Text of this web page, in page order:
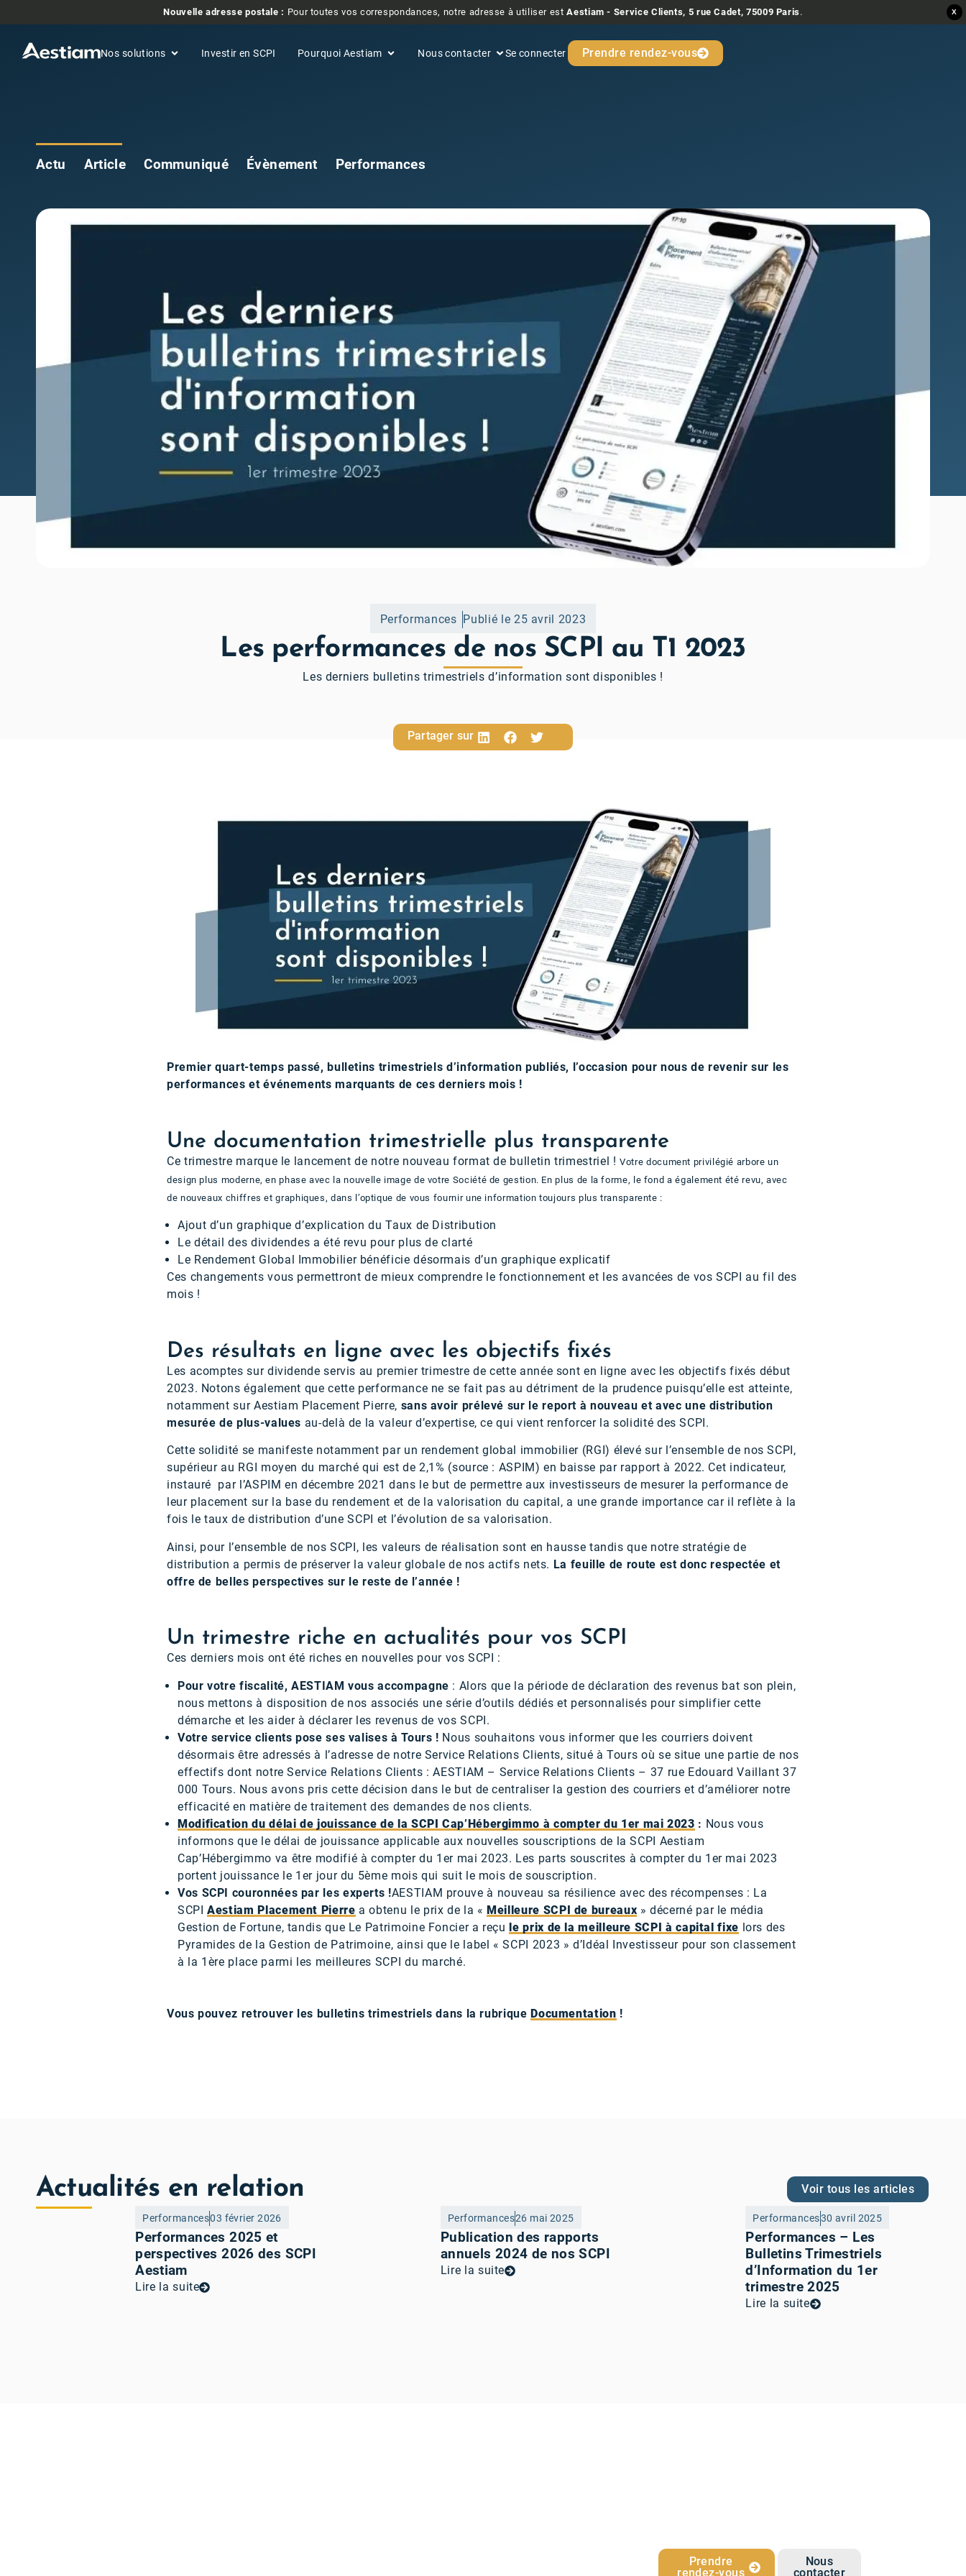
X
Nouvelle adresse postale : Pour toutes vos correspondances, notre adresse à utiliser estAestiam - Service Clients, 5 rue Cadet, 75009 Paris.
Nos solutions Investir en SCPI Pourquoi Aestiam Nous contacter Se connecter Prendre rendez-vous
Actu Article Communiqué Évènement Performances
Performances Publié le 25 avril 2023
Les performances de nos SCPI au T1 2023
Les derniers bulletins trimestriels d’information sont disponibles !
Partager sur
Premier quart-temps passé, bulletins trimestriels d’information publiés, l’occasion pour nous de revenir sur les
performances et événements marquants de ces derniers mois !
Une documentation trimestrielle plus transparente
Ce trimestre marque le lancement de notre nouveau format de bulletin trimestriel !Votre document privilégié arbore un
design plus moderne, en phase avec la nouvelle image de votre Société de gestion. En plus de la forme, le fond a également été revu, avec
de nouveaux chiffres et graphiques, dans l’optique de vous fournir une information toujours plus transparente :
Ajout d’un graphique d’explication du Taux de Distribution
Le détail des dividendes a été revu pour plus de clarté
Le Rendement Global Immobilier bénéficie désormais d’un graphique explicatif
Ces changements vous permettront de mieux comprendre le fonctionnement et les avancées de vos SCPI au fil des
mois !
Des résultats en ligne avec les objectifs fixés
Les acomptes sur dividende servis au premier trimestre de cette année sont en ligne avec les objectifs fixés début
2023. Notons également que cette performance ne se fait pas au détriment de la prudence puisqu’elle est atteinte,
notamment sur Aestiam Placement Pierre, sans avoir prélevé sur le report à nouveau et avec une distribution
mesurée de plus-values au-delà de la valeur d’expertise, ce qui vient renforcer la solidité des SCPI.
Cette solidité se manifeste notamment par un rendement global immobilier (RGI) élevé sur l’ensemble de nos SCPI,
supérieur au RGI moyen du marché qui est de 2,1% (source : ASPIM) en baisse par rapport à 2022. Cet indicateur,
instauré par l’ASPIM en décembre 2021 dans le but de permettre aux investisseurs de mesurer la performance de
leur placement sur la base du rendement et de la valorisation du capital, a une grande importance car il reflète à la
fois le taux de distribution d’une SCPI et l’évolution de sa valorisation.
Ainsi, pour l’ensemble de nos SCPI, les valeurs de réalisation sont en hausse tandis que notre stratégie de
distribution a permis de préserver la valeur globale de nos actifs nets. La feuille de route est donc respectée et
offre de belles perspectives sur le reste de l’année !
Un trimestre riche en actualités pour vos SCPI
Ces derniers mois ont été riches en nouvelles pour vos SCPI :
Pour votre fiscalité, AESTIAM vous accompagne : Alors que la période de déclaration des revenus bat son plein,
nous mettons à disposition de nos associés une série d’outils dédiés et personnalisés pour simplifier cette
démarche et les aider à déclarer les revenus de vos SCPI.
Votre service clients pose ses valises à Tours ! Nous souhaitons vous informer que les courriers doivent
désormais être adressés à l’adresse de notre Service Relations Clients, situé à Tours où se situe une partie de nos
effectifs dont notre Service Relations Clients : AESTIAM – Service Relations Clients – 37 rue Edouard Vaillant 37
000 Tours. Nous avons pris cette décision dans le but de centraliser la gestion des courriers et d’améliorer notre
efficacité en matière de traitement des demandes de nos clients.
Modification du délai de jouissance de la SCPI Cap’Hébergimmo à compter du 1er mai 2023 : Nous vous
informons que le délai de jouissance applicable aux nouvelles souscriptions de la SCPI Aestiam
Cap’Hébergimmo va être modifié à compter du 1er mai 2023. Les parts souscrites à compter du 1er mai 2023
portent jouissance le 1er jour du 5ème mois qui suit le mois de souscription.
Vos SCPI couronnées par les experts !AESTIAM prouve à nouveau sa résilience avec des récompenses : La
SCPIAestiam Placement Pierre a obtenu le prix de la «Meilleure SCPI de bureaux » décerné par le média
Gestion de Fortune, tandis que Le Patrimoine Foncier a reçule prix de la meilleure SCPI à capital fixe lors des
Pyramides de la Gestion de Patrimoine, ainsi que le label « SCPI 2023 » d’Idéal Investisseur pour son classement
à la 1ère place parmi les meilleures SCPI du marché.
Vous pouvez retrouver les bulletins trimestriels dans la rubriqueDocumentation !
Actualités en relation Voir tous les articles
Performances03 février 2026
Performances 2025 et
perspectives 2026 des SCPI
Aestiam
Lire la suite
Performances26 mai 2025
Publication des rapports
annuels 2024 de nos SCPI
Lire la suite
Performances30 avril 2025
Performances – Les
Bulletins Trimestriels
d’Information du 1er
trimestre 2025
Lire la suite
Prendre
rendez-vous
Nous
contacter